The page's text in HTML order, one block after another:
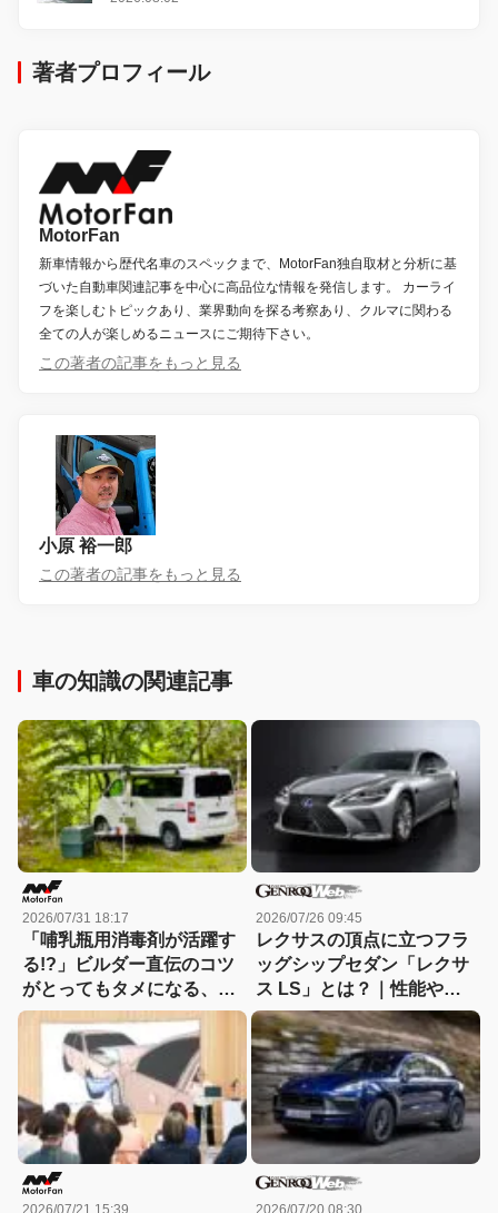
著者プロフィール
MotorFan
新車情報から歴代名車のスペックまで、MotorFan独自取材と分析に基
づいた自動車関連記事を中心に高品位な情報を発信します。 カーライ
フを楽しむトピックあり、業界動向を探る考察あり、クルマに関わる
全ての人が楽しめるニュースにご期待下さい。
この著者の記事をもっと見る
小原 裕一郎
この著者の記事をもっと見る
車の知識の関連記事
2026/07/31 18:17
「哺乳瓶用消毒剤が活躍す
る!?」ビルダー直伝のコツ
がとってもタメになる、キ
ャンピングカーのお手入れ
2026/07/26 09:45
レクサスの頂点に立つフラ
ッグシップセダン「レクサ
ス LS」とは？｜性能や特
徴、新車・中古車価格
2026/07/21 15:39 2026/07/20 08:30